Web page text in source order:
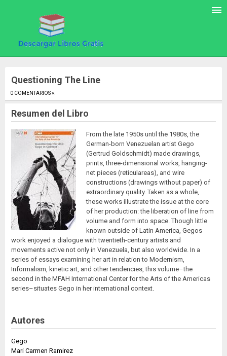
Questioning The Line
0 COMENTARIOS ».
Resumen del Libro
From the late 1950s until the 1980s, the
German-born Venezuelan artist Gego
(Gertrud Goldschmidt) made drawings,
prints, three-dimensional works, hanging-
net pieces (reticulareas), and wire
constructions (drawings without paper) of
extraordinary quality. Taken as a whole,
these works illustrate the issue at the core
of her production: the liberation of line from
volume and form into space. Though little
known outside of Latin America, Gegos
work enjoyed a dialogue with twentieth-century artists and
movements active not only in Venezuela, but also worldwide. In a
series of essays examining her art in relation to Modernism,
Informalism, kinetic art, and other tendencies, this volume–the
second in the MFAH International Center for the Arts of the Americas
series–situates Gego in her international context.
Autores
Gego
Mari Carmen Ramirez